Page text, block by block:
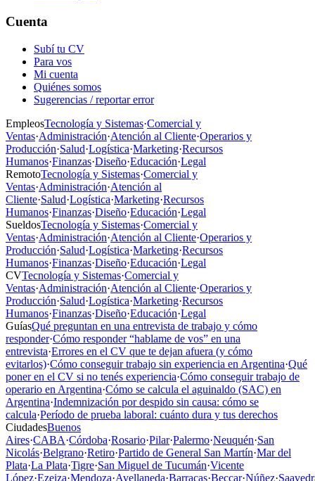
Cuenta
Subí tu CV
Para vos
Mi cuenta
Quiénes somos
Sugerencias / reportar error
EmpleosTecnología y Sistemas·Comercial y
Ventas·Administración·Atención al Cliente·Operarios y
Producción·Salud·Logística·Marketing·Recursos
Humanos·Finanzas·Diseño·Educación·Legal
RemotoTecnología y Sistemas·Comercial y
Ventas·Administración·Atención al
Cliente·Salud·Logística·Marketing·Recursos
Humanos·Finanzas·Diseño·Educación·Legal
SueldosTecnología y Sistemas·Comercial y
Ventas·Administración·Atención al Cliente·Operarios y
Producción·Salud·Logística·Marketing·Recursos
Humanos·Finanzas·Diseño·Educación·Legal
CVTecnología y Sistemas·Comercial y
Ventas·Administración·Atención al Cliente·Operarios y
Producción·Salud·Logística·Marketing·Recursos
Humanos·Finanzas·Diseño·Educación·Legal
GuíasQué preguntan en una entrevista de trabajo y cómo
responder·Cómo responder “hablame de vos” en una
entrevista·Errores en el CV que te dejan afuera (y cómo
evitarlos)·Cómo conseguir trabajo sin experiencia en Argentina·Qué
poner en el CV si no tenés experiencia·Cómo conseguir trabajo de
operario en Argentina·Cómo se calcula el aguinaldo (SAC) en
Argentina·Indemnización por despido sin causa: cómo se
calcula·Período de prueba laboral: cuánto dura y tus derechos
CiudadesBuenos
Aires·CABA·Córdoba·Rosario·Pilar·Palermo·Neuquén·San
Nicolás·Belgrano·Retiro·Partido de General San Martín·Mar del
Plata·La Plata·Tigre·San Miguel de Tucumán·Vicente
López·Ezeiza·Mendoza·Avellaneda·Barracas·Beccar·Núñez·